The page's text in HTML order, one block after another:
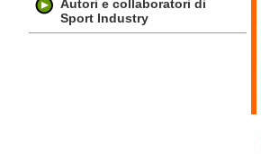
Autori e collaboratori di
Sport Industry